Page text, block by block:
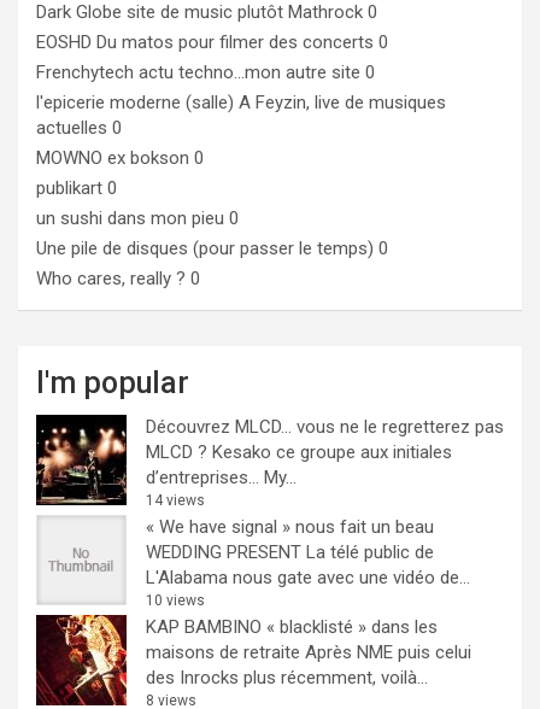
Dark Globe site de music plutôt Mathrock 0
EOSHD Du matos pour filmer des concerts 0
Frenchytech actu techno…mon autre site 0
l'epicerie moderne (salle) A Feyzin, live de musiques
actuelles 0
MOWNO ex bokson 0
publikart 0
un sushi dans mon pieu 0
Une pile de disques (pour passer le temps) 0
Who cares, really ? 0
I'm popular
Découvrez MLCD… vous ne le regretterez pas
MLCD ? Kesako ce groupe aux initiales
d’entreprises… My...
14 views
« We have signal » nous fait un beau
WEDDING PRESENT La télé public de
L'Alabama nous gate avec une vidéo de...
10 views
KAP BAMBINO « blacklisté » dans les
maisons de retraite Après NME puis celui
des Inrocks plus récemment, voilà...
8 views